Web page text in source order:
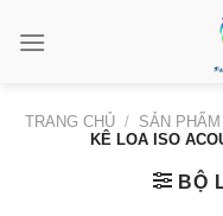
TRANG CHỦ / SẢN PHẨM
KÊ LOA ISO
BỘ